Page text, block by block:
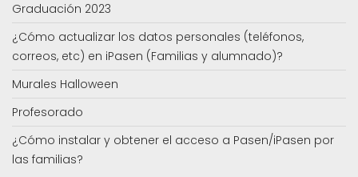
Graduación 2023
¿Cómo actualizar los datos personales (teléfonos,
correos, etc) en iPasen (Familias y alumnado)?
Murales Halloween
Profesorado
¿Cómo instalar y obtener el acceso a Pasen/iPasen por
las familias?